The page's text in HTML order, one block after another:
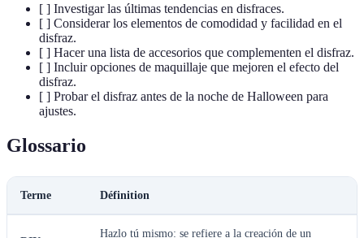
[ ] Investigar las últimas tendencias en disfraces.
[ ] Considerar los elementos de comodidad y facilidad en el
disfraz.
[ ] Hacer una lista de accesorios que complementen el disfraz.
[ ] Incluir opciones de maquillaje que mejoren el efecto del
disfraz.
[ ] Probar el disfraz antes de la noche de Halloween para
ajustes.
Glossario
Terme Définition
Hazlo tú mismo: se refiere a la creación de un